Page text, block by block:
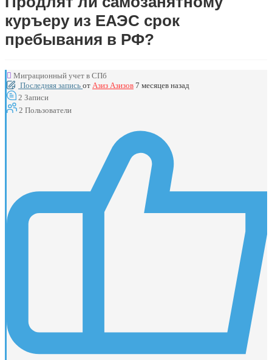
куръеру из ЕАЭС срок
пребывания в РФ?
Миграционный учет в СПб
Последняя запись от Азиз Азизов 7 месяцев назад
2 Записи
2 Пользователи